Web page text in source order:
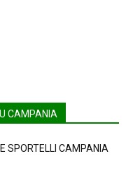
CAMPANIA
SPORTELLI CAMPANIA